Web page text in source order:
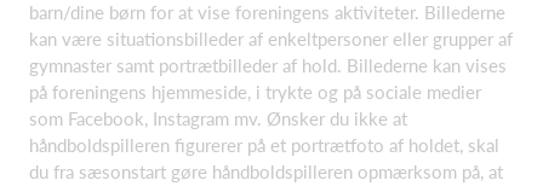
barn/dine børn for at vise foreningens aktiviteter. Billederne
kan være situationsbilleder af enkeltpersoner eller grupper af
gymnaster samt portrætbilleder af hold. Billederne kan vises
på foreningens hjemmeside, i trykte og på sociale medier
som Facebook, Instagram mv. Ønsker du ikke at
håndboldspilleren figurerer på et portrætfoto af holdet, skal
du fra sæsonstart gøre håndboldspilleren opmærksom på, at